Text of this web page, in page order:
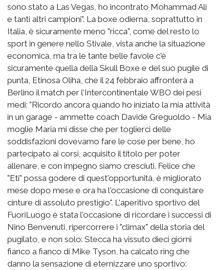
sono stato a Las Vegas, ho incontrato Mohammad Ali
e tanti altri campioni". La boxe odierna, soprattutto in
Italia, è sicuramente meno "ricca", come del resto lo
sport in genere nello Stivale, vista anche la situazione
economica, ma tra le tante belle favole c'è
sicuramente quella della Skull Boxe e del suo pugile di
punta, Etinosa Oliha, che il 24 febbraio affronterà a
Berlino il match per l'Intercontinentale WBO dei pesi
medi: "Ricordo ancora quando ho iniziato la mia attività
in un garage - ammette coach Davide Greguoldo - Mia
moglie Maria mi disse che per toglierci delle
soddisfazioni dovevamo fare le cose per bene, ho
partecipato ai corsi, acquisito il titolo per poter
allenare, e con impegno siamo cresciuti. Felice che
"Eti" possa godere di quest'opportunità, è migliorato
mese dopo mese e ora ha l'occasione di conquistare
cinture di assoluto prestigio". L'aperitivo sportivo del
FuoriLuogo è stata l'occasione di ricordare i successi di
Nino Benvenuti, ripercorrere i "climax" della storia del
pugilato, e non solo: Stecca ha vissuto dieci giorni
fianco a fianco di Mike Tyson, ha calcato ring che
danno la sensazione di eternizzare uno sportivo: